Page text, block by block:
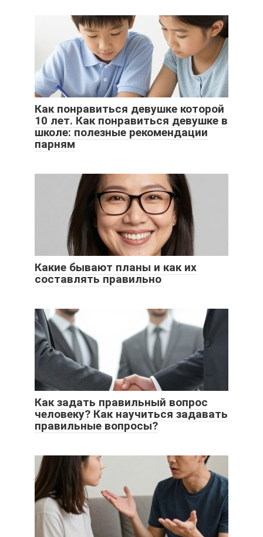
Как понравиться девушке которой
10 лет. Как понравиться девушке в
школе: полезные рекомендации
парням
Какие бывают планы и как их
составлять правильно
Как задать правильный вопрос
человеку? Как научиться задавать
правильные вопросы?